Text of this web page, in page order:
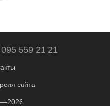
095 559 21 21
сайта